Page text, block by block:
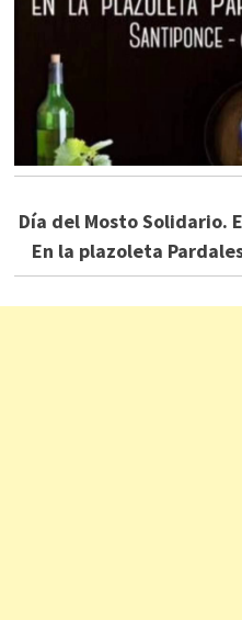
Día del Mosto Solidario.
En la plazoleta